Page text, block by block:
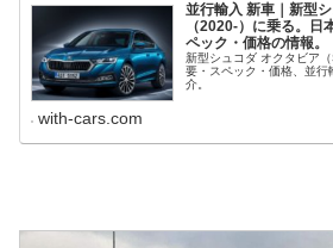
並行輸入 新車｜新型
（2020-）に乗る。日
ペック・価格の情報。
新型シュコダ オクタビア
要・スペック・価格、並
介。
with-cars.com